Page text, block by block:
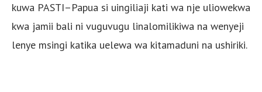
kuwa PASTI–Papua si uingiliaji kati wa nje uliowekwa
kwa jamii bali ni vuguvugu linalomilikiwa na wenyeji
lenye msingi katika uelewa wa kitamaduni na ushiriki.